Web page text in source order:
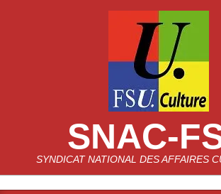
SNAC-
SYNDICAT NATIONAL DES AFFAIRES